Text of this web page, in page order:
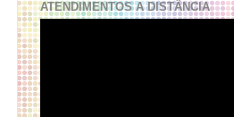
ATENDIMENTOS A DISTÂNCIA